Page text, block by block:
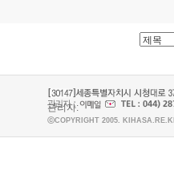
관리자:
ⓒCOPYRIGHT 2005.